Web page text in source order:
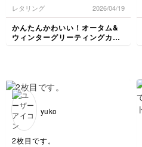
レタリング 2026/04/19
かんたんかわいい！オータム&
ウィンターグリーティングカー
yuko
2枚目です。